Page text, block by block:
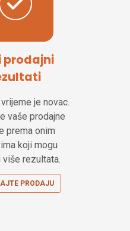
prodajni
je novac.
vaše prodajne
prema onim
koji mogu
rezultata.
PRODAJU